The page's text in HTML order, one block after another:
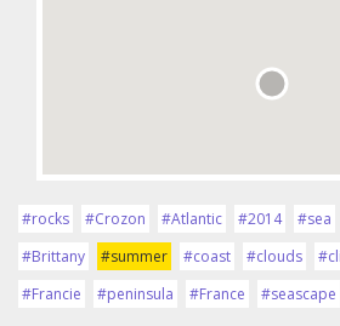
#rocks #Crozon #Atlantic #2014 #sea
#Brittany
#summer #coast #clouds
#Francie
#peninsula #France #seascape